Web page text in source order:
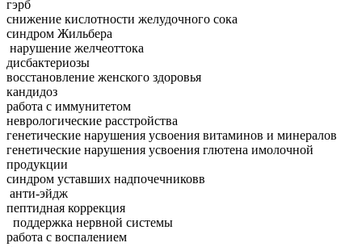
гэрб
снижение кислотности желудочного сока
синдром Жильбера
нарушение желчеоттока
дисбактериозы
восстановление женского здоровья
кандидоз
работа с иммунитетом
неврологические расстройства
генетические нарушения усвоения витаминов и минералов
генетические нарушения усвоения глютена имолочной
продукции
синдром уставших надпочечниковв
анти-эйдж
пептидная коррекция
поддержка нервной системы
работа с воспалением